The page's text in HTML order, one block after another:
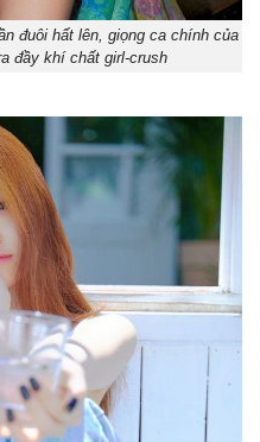
đuôi hất lên, giọng ca chính của
đầy khí chất girl-crush